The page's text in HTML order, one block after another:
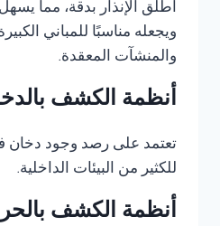
أطلق الإنذار بدقة، مما
ويجعله مناسبًا للمباني
والمنشآت المعقدة.
أنظمة الكشف
تعتمد على رصد وجود دخان
للكثير من البيئات الداخلية.
أنظمة الكشف